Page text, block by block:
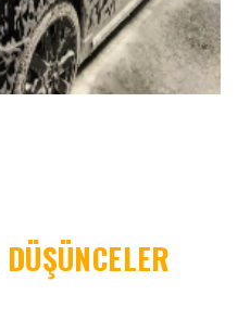
DÜŞÜNCELER